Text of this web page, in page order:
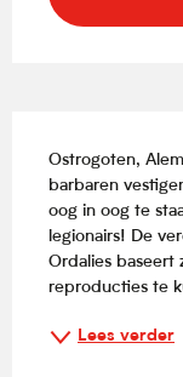
Ostrogoten,
barbaren
oog in oog te
legionairs! De
Ordalies baseert
reproducties te
Lees verder